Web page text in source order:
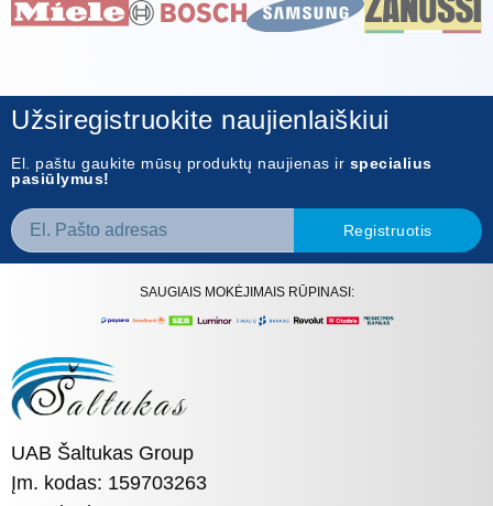
Užsiregistruokite naujienlaiškiui
El. paštu gaukite mūsų produktų naujienas ir specialius
pasiūlymus!
Registruotis
SAUGIAIS MOKĖJIMAIS RŪPINASI:
UAB Šaltukas Group
Įm. kodas: 159703263